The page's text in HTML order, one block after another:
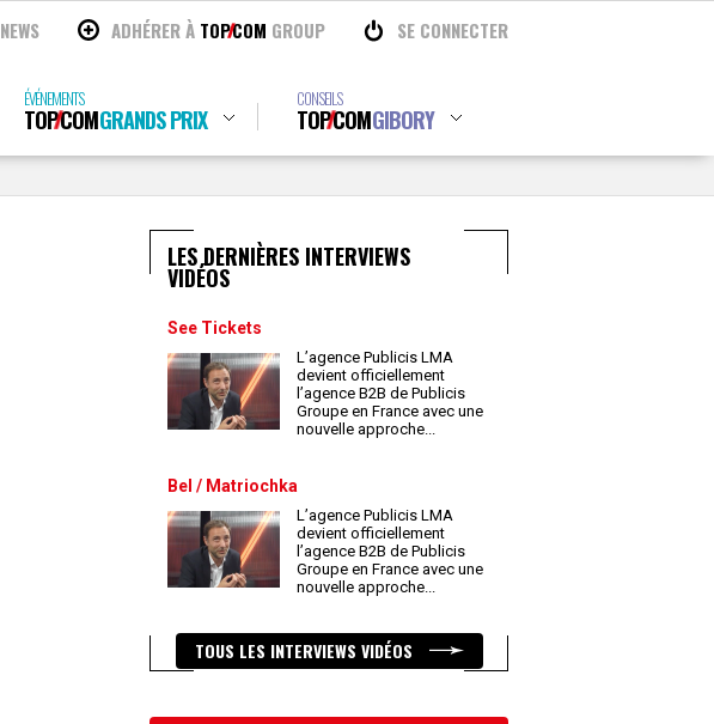
NEWS ADHÉRER À TOPCOM GROUP SE CONNECTER
ÉVÉNEMENTS
TOPCOMGRANDS PRIX
CONSEILS
TOPCOMGIBORY
LES DERNIÈRES INTERVIEWS
VIDÉOS
See Tickets
L’agence Publicis LMA
devient officiellement
l’agence B2B de Publicis
Groupe en France avec une
nouvelle approche...
Bel / Matriochka
L’agence Publicis LMA
devient officiellement
l’agence B2B de Publicis
Groupe en France avec une
nouvelle approche...
TOUS LES INTERVIEWS VIDÉOS